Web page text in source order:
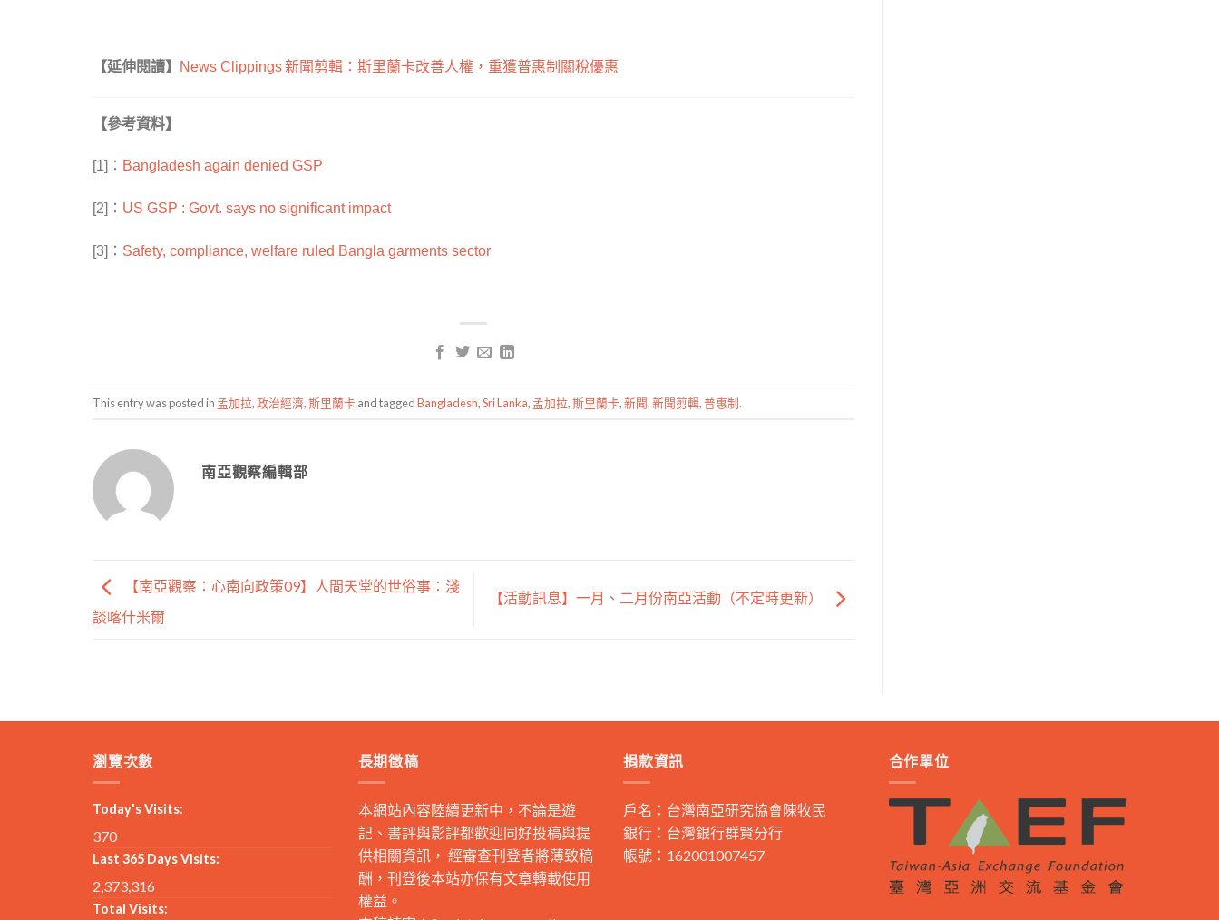
【延伸閱讀】 News Clippings新聞剪輯：斯里蘭卡改善人權，重獲普惠制關稅優惠
【參考資料】
[1]： Bangladesh again denied GSP
[2]： US GSP : Govt. says no significant impact
[3]： Safety, compliance, welfare ruled Bangla garments sector
This entry was posted in 孟加拉,政治經濟,斯里蘭卡and taggedBangladesh,Sri Lanka, 孟加拉,斯里蘭卡,新聞,新聞剪輯,普惠制.
南亞觀察編輯部
【南亞觀察：心南向政策09】人間天堂的世俗事：淺
談喀什米爾
【活動訊息】一月、二月份南亞活動（不定時更新）
瀏覽次數
Today's Visits:
370
Last 365 Days Visits:
2,373,316
Total Visits:
長期徵稿
本網站內容陸續更新中，不論是遊
記、書評與影評都歡迎同好投稿與提
供相關資訊， 經審查刊登者將薄致稿
酬，刊登後本站亦保有文章轉載使用
權益。
捐款資訊
戶名：台灣南亞研究協會陳牧民
銀行：台灣銀行群賢分行
帳號：162001007457
合作單位